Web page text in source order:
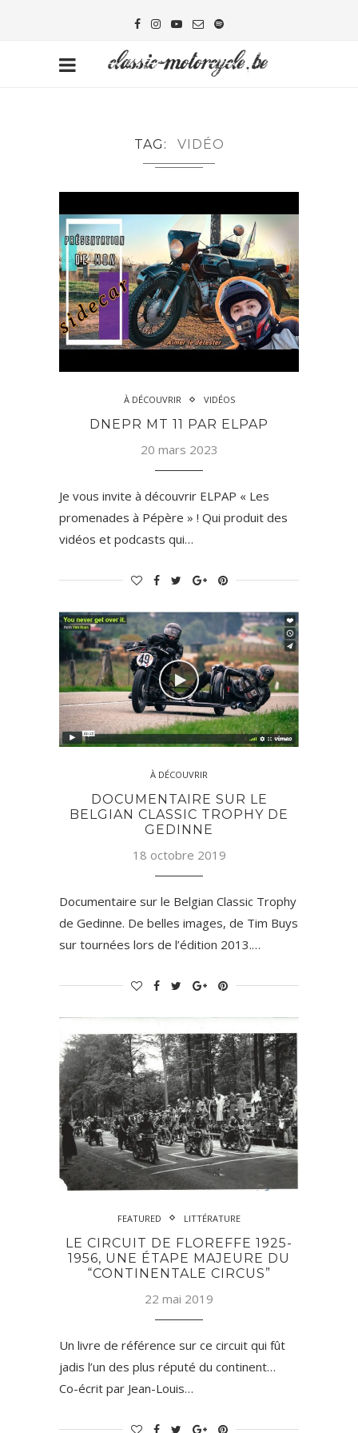
TAG VIDÉO
À DÉCOUVRIR VIDÉOS
DNEPR MT 11 PAR ELPAP
20 mars 2023
Je vous invite à découvrir ELPAP « Les
promenades à Pépère » ! Qui produit des
vidéos et podcasts qui…
À DÉCOUVRIR
DOCUMENTAIRE SUR LE
BELGIAN CLASSIC TROPHY DE
GEDINNE
18 octobre 2019
Documentaire sur le Belgian Classic Trophy
de Gedinne. De belles images, de Tim Buys
sur tournées lors de l’édition 2013.…
FEATURED LITTÉRATURE
LE CIRCUIT DE FLOREFFE 1925-
1956, UNE ÉTAPE MAJEURE DU
“CONTINENTALE CIRCUS”
22 mai 2019
Un livre de référence sur ce circuit qui fût
jadis l’un des plus réputé du continent…
Co-écrit par Jean-Louis…